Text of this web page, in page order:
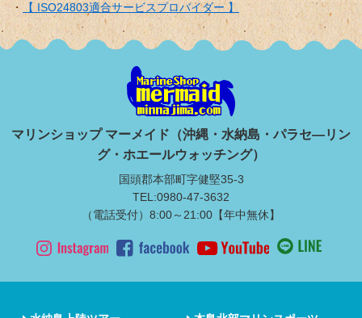
【 ISO24803適合サービスプロバイダー 】
マリンショップ マーメイド（沖縄・水納島・パラセ―リン
グ・ホエールウォッチング）
国頭郡本部町字健堅35-3
TEL:0980-47-3632
（電話受付）8:00～21:00【年中無休】